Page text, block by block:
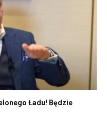
Ładu! Będzie